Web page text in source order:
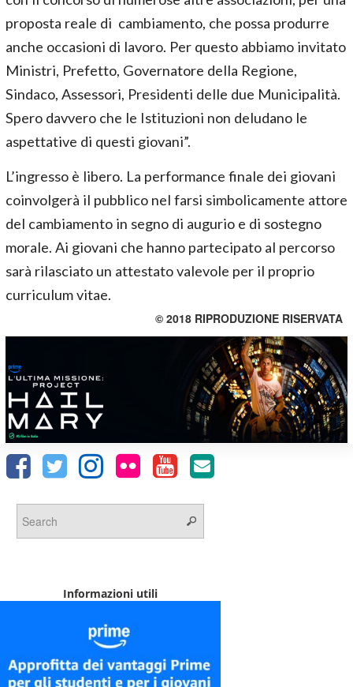
proposta reale di cambiamento, che possa produrre
anche occasioni di lavoro. Per questo abbiamo invitato
Ministri, Prefetto, Governatore della Regione,
Sindaco, Assessori, Presidenti delle due Municipalità.
Spero davvero che le Istituzioni non deludano le
aspettative di questi giovani”.
L’ingresso è libero. La performance finale dei giovani
coinvolgerà il pubblico nel farsi simbolicamente attore
del cambiamento in segno di augurio e di sostegno
morale. Ai giovani che hanno partecipato al percorso
sarà rilasciato un attestato valevole per il proprio
curriculum vitae.
© 2018 RIPRODUZIONE RISERVATA
Informazioni utili